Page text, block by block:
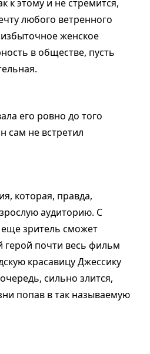
к этому и не стремится,
любого ветренного
женское
в обществе, пусть
его ровно до того
сам не встретил
которая, правда,
аудиторию. С
зритель сможет
герой почти весь фильм
красавицу Джессику
сильно злится,
попав в так называемую